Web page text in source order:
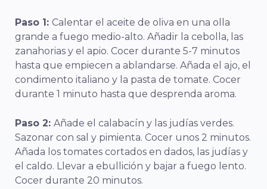
Paso 1: Calentar el aceite de oliva en una olla
grande a fuego medio-alto. Añadir la cebolla, las
zanahorias y el apio. Cocer durante 5-7 minutos
hasta que empiecen a ablandarse. Añada el ajo, el
condimento italiano y la pasta de tomate. Cocer
durante 1 minuto hasta que desprenda aroma.
Paso 2: Añade el calabacín y las judías verdes.
Sazonar con sal y pimienta. Cocer unos 2 minutos.
Añada los tomates cortados en dados, las judías y
el caldo. Llevar a ebullición y bajar a fuego lento.
Cocer durante 20 minutos.